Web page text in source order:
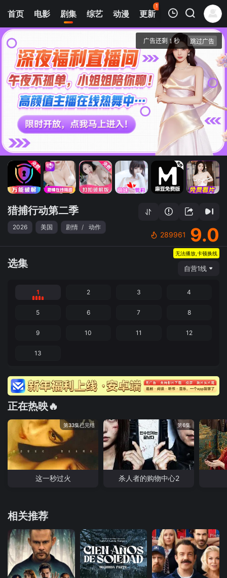
首页 电影 剧集 综艺 动漫 更新
117
热榜 APP
1
猎捕行动第二季
清空
猎捕行动第二季
2026 美国 剧情 / 动作
289961 9.0
选集
无法播放,卡顿换线
自营1线
1 2 3 4
5 6 7 8
9 10 11 12
13
正在热映🔥
第33集已完结
这一秒过火
第6集
杀人者的购物中心2
相关推荐